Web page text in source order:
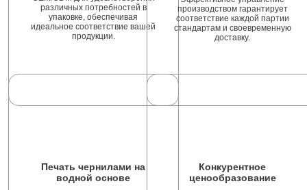
различных потребностей в
упаковке, обеспечивая
идеальное соответствие вашей
продукции.
производством гарантирует
соответствие каждой партии
стандартам и своевременную
доставку.
Печать чернилами на
водной основе
Конкурентное
ценообразование